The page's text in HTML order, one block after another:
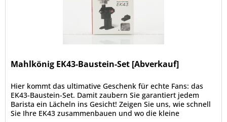
Mahlkönig EK43-Baustein-Set [Abverkauf]
Hier kommt das ultimative Geschenk für echte Fans: das
EK43-Baustein-Set. Damit zaubern Sie garantiert jedem
Barista ein Lächeln ins Gesicht! Zeigen Sie uns, wie schnell
Sie Ihre EK43 zusammenbauen und wo die kleine